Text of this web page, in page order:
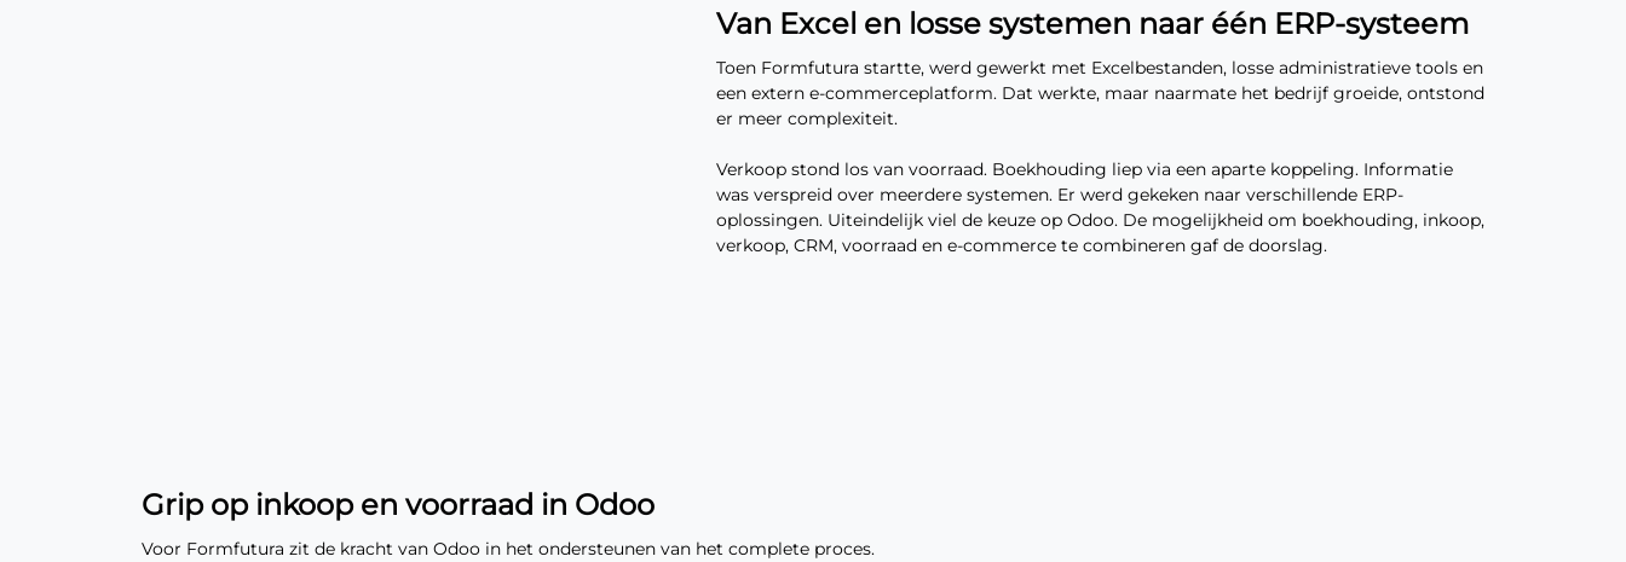
Van Excel en losse systemen naar één ERP-systeem
Toen Formfutura startte, werd gewerkt met Excelbestanden, losse administratieve tools en
een extern e-commerceplatform. Dat werkte, maar naarmate het bedrijf groeide, ontstond
er meer complexiteit.
Verkoop stond los van voorraad. Boekhouding liep via een aparte koppeling. Informatie
was verspreid over meerdere systemen. Er werd gekeken naar verschillende ERP-
oplossingen. Uiteindelijk viel de keuze op Odoo. De mogelijkheid om boekhouding, inkoop,
verkoop, CRM, voorraad en e-commerce te combineren gaf de doorslag.
Grip op inkoop en voorraad in Odoo
Voor Formfutura zit de kracht van Odoo in het ondersteunen van het complete proces.